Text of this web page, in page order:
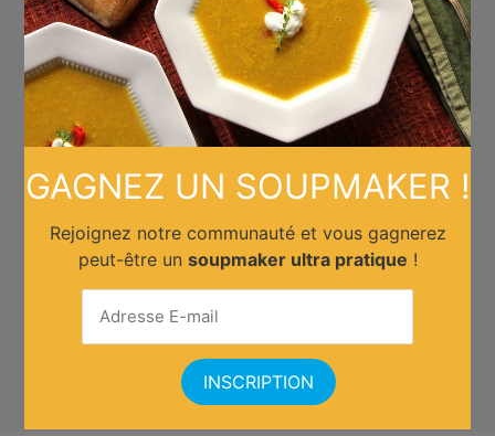
GAGNEZ UN SOUPMAKER !
Rejoignez notre communauté et vous gagnerez
peut-être un soupmaker ultra pratique !